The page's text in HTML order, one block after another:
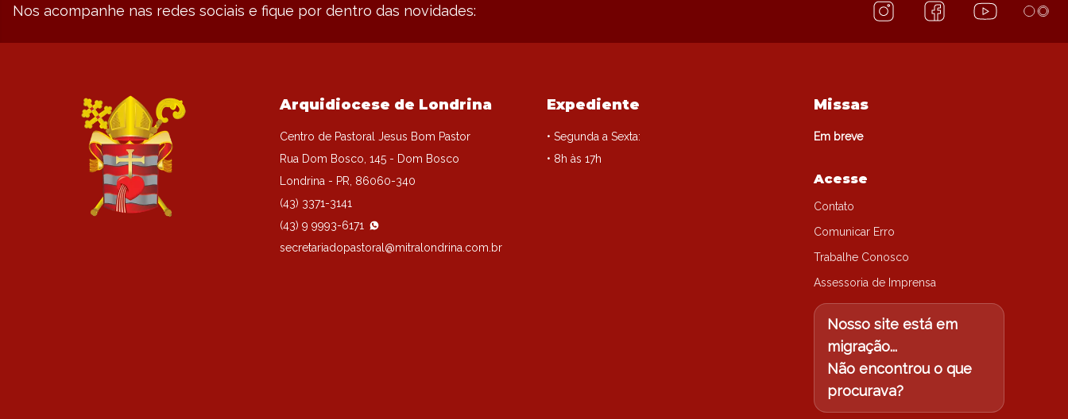
Nos acompanhe nas redes sociais e fique por dentro das novidades:
Arquidiocese de Londrina
Centro de Pastoral Jesus Bom Pastor
Rua Dom Bosco, 145 - Dom Bosco
Londrina - PR, 86060-340
(43) 3371-3141
(43) 9 9993-6171
secretariadopastoral@mitralondrina.com.br
Expediente
• Segunda a Sexta:
• 8h às 17h
Missas
Em breve
Acesse
Contato
Comunicar Erro
Trabalhe Conosco
Assessoria de Imprensa
Nosso site está em
migração...
Não encontrou o que
procurava?